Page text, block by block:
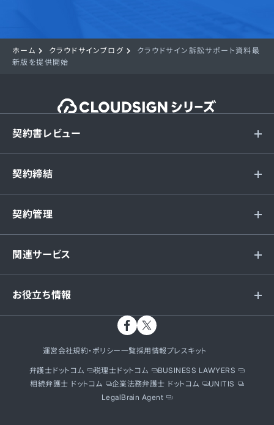
ホーム クラウドサインブログ
クラウドサイン訴訟サポート資料最
新版を提供開始
契約書レビュー
契約締結
契約管理
関連サービス
お役立ち情報
運営会社規約・ポリシー一覧採用情報プレスキット
弁護士ドットコム 税理士ドットコム
BUSINESS LAWYERS
相続弁護士 ドットコム
企業法務弁護士 ドットコム
UNITIS
LegalBrain Agent